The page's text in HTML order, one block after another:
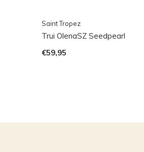
Saint Tropez
Trui OlenaSZ Seedpearl
€59,95